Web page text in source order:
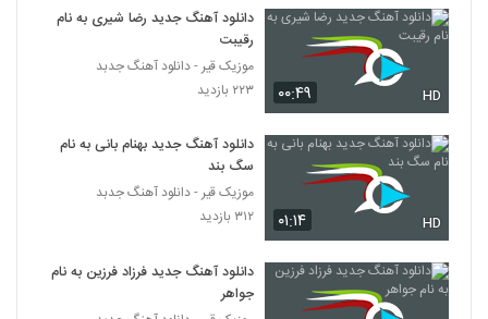
دانلود آهنگ مهدی رها باور نمیکردم
336
دانلود آهنگ جدید و زیبای ابراهیم علیزاده با
نام شیرین جان
سجاد کریمی آهنگ سکوت عاشقانه
۵۳۵ بازدید
آهنگ پدرام پالیز بنام باران
۰۰:۴۹ HD
دانلود آهنگ جدید رضا شیری به نام
رقیبت
موزیک قیر - دانلود آهنگ جدبد
۲۲۳ بازدید
۰۱:۱۴ HD
دانلود آهنگ جدید بهنام بانی به نام
سگ بند
موزیک قیر - دانلود آهنگ جدبد
۳۱۲ بازدید
دانلود آهنگ جدید فرزاد فرزین به نام
جواهر